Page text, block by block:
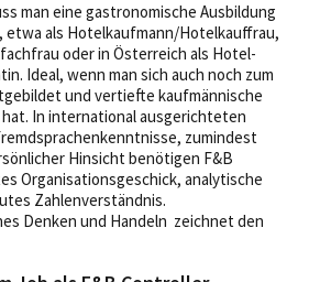
man eine gastronomische Ausbildung
etwa als Hotelkaufmann/Hotelkauffrau,
oder in Österreich als Hotel-
Ideal, wenn man sich auch noch zum
und vertiefte kaufmännische
In international ausgerichteten
zumindest
Hinsicht benötigen F&B
Organisationsgeschick, analytische
Zahlenverständnis.
Denken und Handeln zeichnet den